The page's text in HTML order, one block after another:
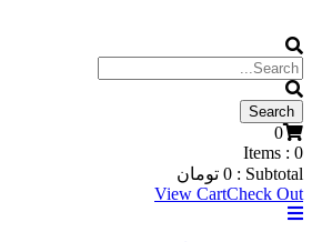
0
Items : 0
Subtotal :
0 تومان
View CartCheck Out